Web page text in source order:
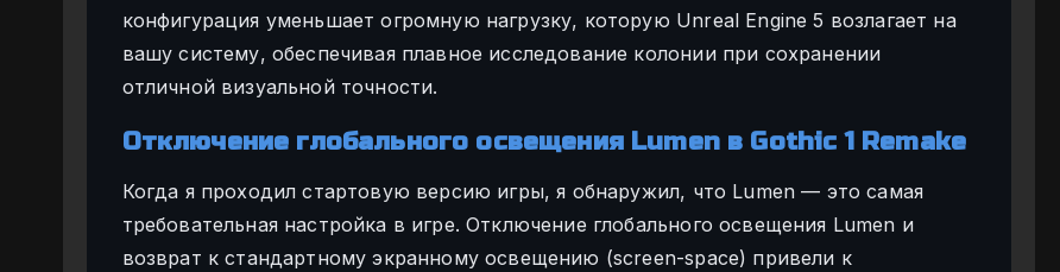
конфигурация уменьшает огромную нагрузку, которую Unreal Engine 5 возлагает на
вашу систему, обеспечивая плавное исследование колонии при сохранении
отличной визуальной точности.
Отключение глобального освещения Lumen в Gothic 1 Remake
Когда я проходил стартовую версию игры, я обнаружил, что Lumen — это самая
требовательная настройка в игре. Отключение глобального освещения Lumen и
возврат к стандартному экранному освещению (screen-space) привели к